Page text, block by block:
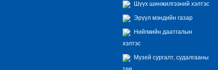
Шүүх шинжилгээний хэлтэс
Эрүүл мэндийн газар
Нийгмийн даатгалын
хэлтэс
Музей сургалт, судалгааны